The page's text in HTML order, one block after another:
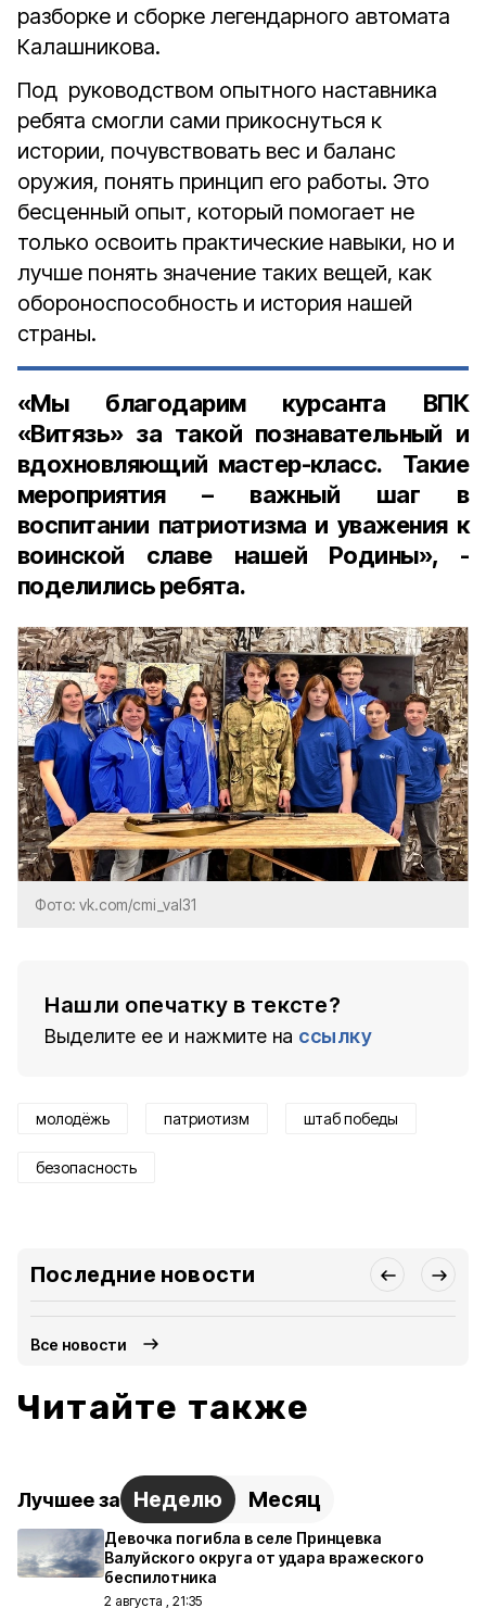
разборке и сборке легендарного автомата
Калашникова.
Под руководством опытного наставника
ребята смогли сами прикоснуться к
истории, почувствовать вес и баланс
оружия, понять принцип его работы. Это
бесценный опыт, который помогает не
только освоить практические навыки, но и
лучше понять значение таких вещей, как
обороноспособность и история нашей
страны.
«Мы благодарим курсанта ВПК
«Витязь» за такой познавательный и
вдохновляющий мастер-класс. Такие
мероприятия – важный шаг в
воспитании патриотизма и уважения к
воинской славе нашей Родины», -
поделились ребята.
Фото: vk.com/cmi_val31
Нашли опечатку в тексте?
Выделите ее и нажмите на ссылку
молодёжь патриотизм штаб победы
безопасность
Последние новости
Все новости
Читайте также
Лучшее за Неделю Месяц
Девочка погибла в селе Принцевка
Валуйского округа от удара вражеского
беспилотника
2 августа , 21:35